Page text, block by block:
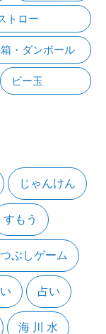
トロー
・ダンボール
ビー玉
じゃんけん
すもう
ぶしゲーム
占い
海 川 水